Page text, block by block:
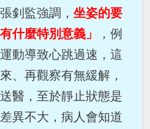
釗監強調，坐姿的要
什麼特別意義」
，例
動導致心跳過速，這
、再觀察有無緩解，
醫，至於靜止狀態是
異不大，病人會知道